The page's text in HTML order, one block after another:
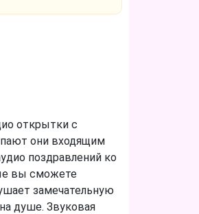
открытки с
они входящим
поздравлений ко
вы сможете
замечательную
душе. Звуковая